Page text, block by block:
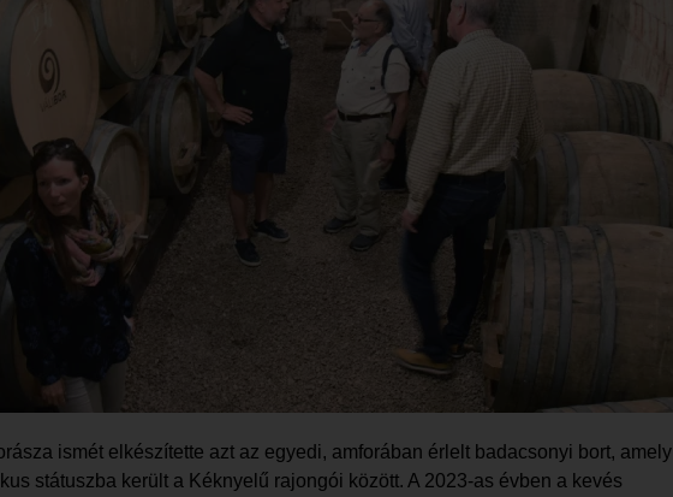
ismét elkészítette azt az egyedi, amforában érlelt badacsonyi bort, amely
státuszba került a Kéknyelű rajongói között. A 2023-as évben a kevés